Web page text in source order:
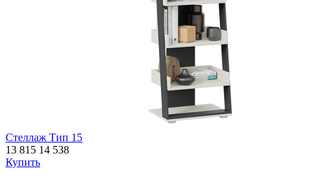
Стеллаж Тип 15
13 815 14 538
Купить